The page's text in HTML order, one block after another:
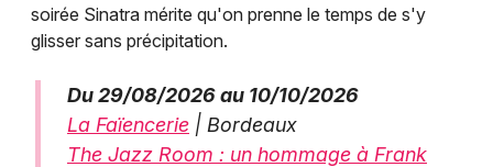
soirée Sinatra mérite qu'on prenne le temps de s'y
glisser sans précipitation.
Du 29/08/2026 au 10/10/2026
La Faïencerie | Bordeaux
The Jazz Room : un hommage à Frank